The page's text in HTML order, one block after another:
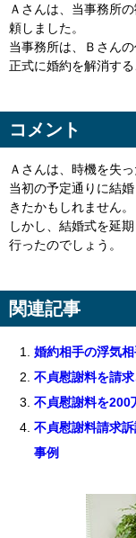
Ａさんは、当事務所
頼しました。
当事務所は、Ｂさん
正式に婚約を解消する
コメント
Ａさんは、時機を失
当初の予定通りに結
きたかもしれません。
しかし、結婚式を延
行ったのでしょう。
関連記事
婚約相手の浮気
不貞慰謝料を請
不貞慰謝料を200
不貞慰謝料請求
事例